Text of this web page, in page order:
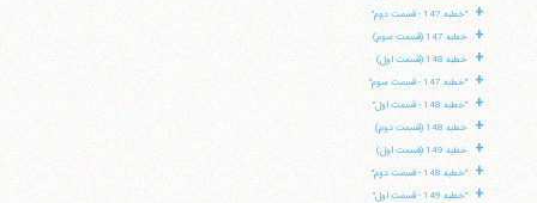
+ "خطبه 147 - قسمت دوم"
+ خطبه 147 (قسمت سوم)
+ خطبه 148 (قسمت اول)
+ "خطبه 147 - قسمت سوم"
+ "خطبه 148 - قسمت اول"
+ خطبه 148 (قسمت دوم)
+ خطبه 149 (قسمت اول)
+ "خطبه 148 - قسمت دوم"
+ "خطبه 149 - قسمت اول"